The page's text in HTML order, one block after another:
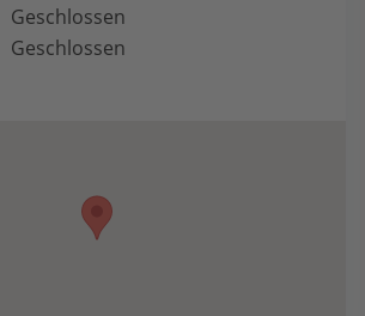
Geschlossen
Geschlossen